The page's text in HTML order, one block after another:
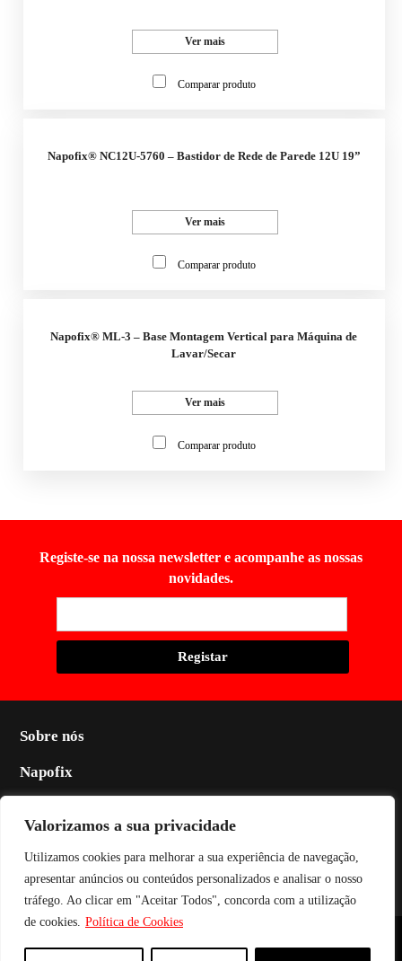
Valorizamos a sua privacidade
Utilizamos cookies para melhorar a sua experiência de navegação,
apresentar anúncios ou conteúdos personalizados e analisar o nosso
tráfego. Ao clicar em "Aceitar Todos", concorda com a utilização
de cookies. Política de Cookies
Ver mais
Comparar produto
Napofix® NC12U-5760 – Bastidor de Rede de Parede 12U 19”
Ver mais
Comparar produto
Napofix® ML-3 – Base Montagem Vertical para Máquina de
Lavar/Secar
Ver mais
Comparar produto
Registe-se na nossa newsletter e acompanhe as nossas
novidades.
Sobre nós
Napofix
Social